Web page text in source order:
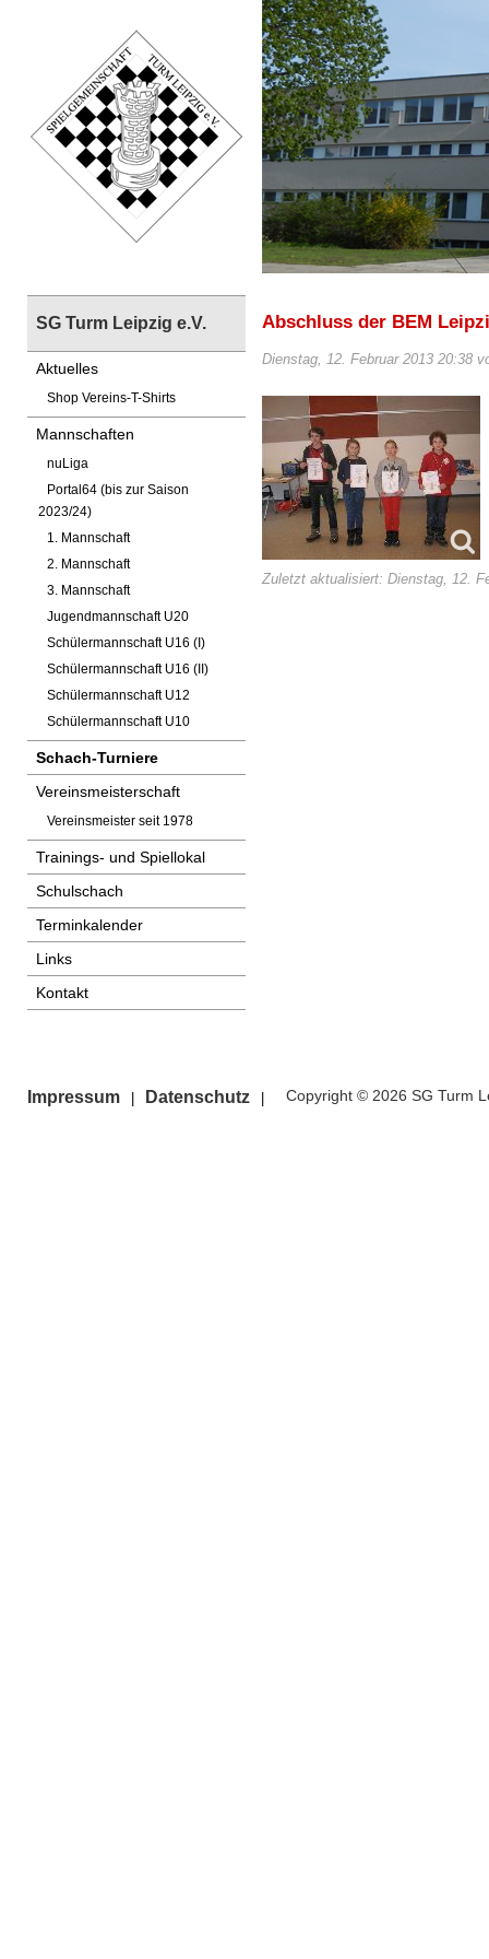
SG Turm Leipzig e.V.
Aktuelles
Shop Vereins-T-Shirts
Mannschaften
nuLiga
Portal64 (bis zur Saison
2023/24)
1. Mannschaft
2. Mannschaft
3. Mannschaft
Jugendmannschaft U20
Schülermannschaft U16 (I)
Schülermannschaft U16 (II)
Schülermannschaft U12
Schülermannschaft U10
Schach-Turniere
Vereinsmeisterschaft
Vereinsmeister seit 1978
Trainings- und Spiellokal
Schulschach
Terminkalender
Links
Kontakt
Abschluss der BEM
Dienstag, 12. Februar 2013 20:38
Zuletzt aktualisiert: Dienstag, 12.
Impressum Datenschutz Copyright © 2026 SG Turm